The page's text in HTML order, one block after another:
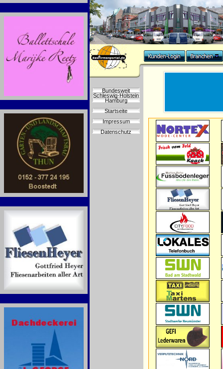
Bundesweit
Schleswig-Holstein
Hamburg
Startseite
Impressum
Datenschutz